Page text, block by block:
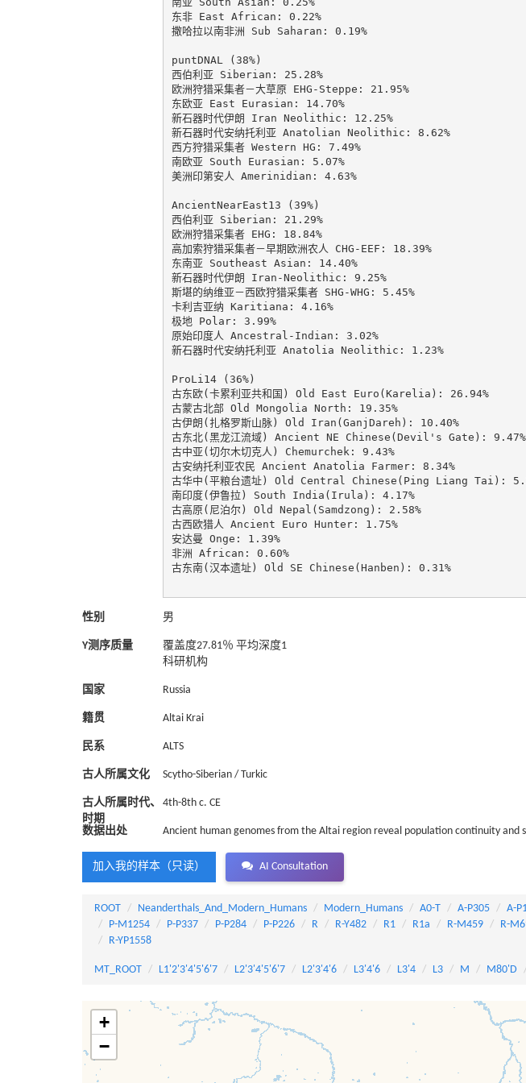
东非 East African: 0.22%
撒哈拉以南非洲 Sub Saharan: 0.19%
puntDNAL (38%)
西伯利亚 Siberian: 25.28%
欧洲狩猎采集者－大草原 EHG-Steppe: 21.95%
东欧亚 East Eurasian: 14.70%
新石器时代伊朗 Iran Neolithic: 12.25%
新石器时代安纳托利亚 Anatolian Neolithic: 8.62%
西方狩猎采集者 Western HG: 7.49%
南欧亚 South Eurasian: 5.07%
美洲印第安人 Amerinidian: 4.63%
AncientNearEast13 (39%)
西伯利亚 Siberian: 21.29%
欧洲狩猎采集者 EHG: 18.84%
高加索狩猎采集者－早期欧洲农人 CHG-EEF: 18.39%
东南亚 Southeast Asian: 14.40%
新石器时代伊朗 Iran-Neolithic: 9.25%
斯堪的纳维亚－西欧狩猎采集者 SHG-WHG: 5.45%
卡利吉亚纳 Karitiana: 4.16%
极地 Polar: 3.99%
原始印度人 Ancestral-Indian: 3.02%
新石器时代安纳托利亚 Anatolia Neolithic: 1.23%
ProLi14 (36%)
古东欧(卡累利亚共和国) Old East Euro(Karelia): 26.94%
古蒙古北部 Old Mongolia North: 19.35%
古伊朗(扎格罗斯山脉) Old Iran(GanjDareh): 10.40%
古东北(黑龙江流域) Ancient NE Chinese(Devil's Gate): 9.47%
古中亚(切尔木切克人) Chemurchek: 9.43%
古安纳托利亚农民 Ancient Anatolia Farmer: 8.34%
古华中(平粮台遗址) Old Central Chinese(Ping Liang Tai):
南印度(伊鲁拉) South India(Irula): 4.17%
古高原(尼泊尔) Old Nepal(Samdzong): 2.58%
古西欧猎人 Ancient Euro Hunter: 1.75%
安达曼 Onge: 1.39%
非洲 African: 0.60%
古东南(汉本遗址) Old SE Chinese(Hanben): 0.31%
性别 男
Y测序质量
覆盖度27.81％ 平均深度1
科研机构
国家 Russia
籍贯 Altai Krai
民系 ALTS
古人所属文化 Scytho-Siberian / Turkic
古人所属时代、
时期
4th-8th c. CE
数据出处 Ancient human genomes from the Altai region reveal population continuity and
加入我的样本（只读） AI Consultation
ROOT Neanderthals_And_Modern_Humans Modern_Humans A0-T A-P305 A-
P-M1254
P-P337 P-P284 P-P226 R R-Y482 R1 R1a R-M459 R-
R-YP1558
MT_ROOT L1'2'3'4'5'6'7 L2'3'4'5'6'7 L2'3'4'6 L3'4'6 L3'4 L3 M M80'D
+
−